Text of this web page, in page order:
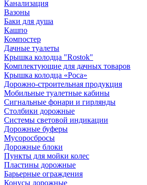
Канализация
Вазоны
Баки для душа
Кашпо
Компостер
Дачные туалеты
Крышка колодца "Rostok"
Комплектующие для дачных товаров
Крышка колодца «Роса»
Дорожно-строительная продукция
Мобильные туалетные кабины
Сигнальные фонари и гирлянды
Столбики дорожные
Системы световой индикации
Дорожные буферы
Мусоросбросы
Дорожные блоки
Пункты для мойки колес
Пластины дорожные
Барьерные ограждения
Конусы дорожные